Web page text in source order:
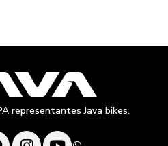
representantes Java bikes.